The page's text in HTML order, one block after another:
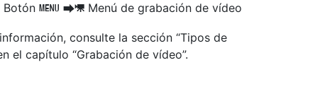
Botón G U1 Menú de grabación de vídeo
consulte la sección “Tipos de
el capítulo “Grabación de vídeo”.